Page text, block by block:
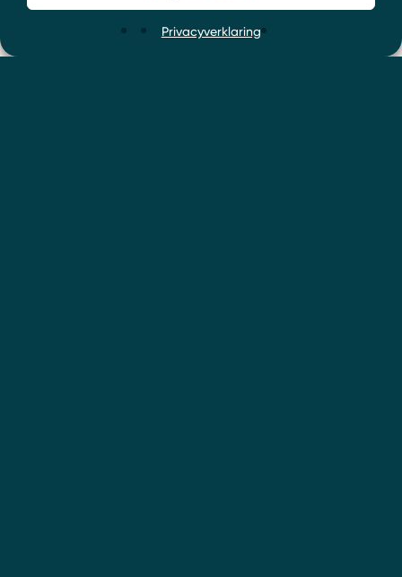
Privacyverklaring